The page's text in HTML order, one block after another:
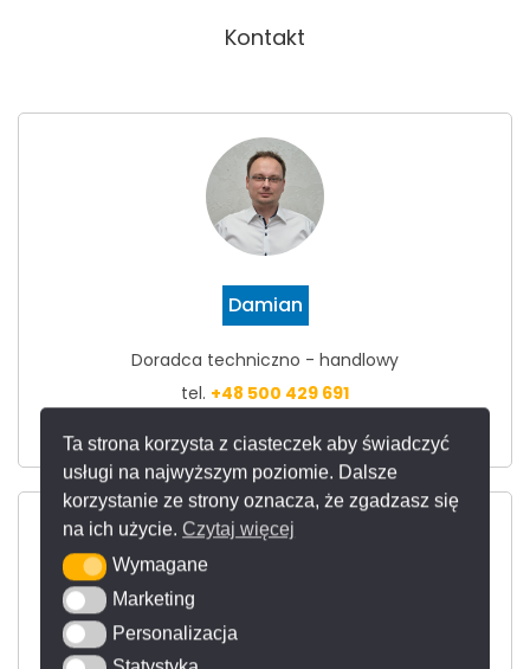
Ta strona korzysta z ciasteczek aby świadczyć
usługi na najwyższym poziomie. Dalsze
korzystanie ze strony oznacza, że zgadzasz się
na ich użycie. Czytaj więcej
WymaganeWymagane
MarketingMarketing
Personalizacja
Personalizacja
Kontakt
Damian
Doradca techniczno - handlowy
tel. +48 500 429 691